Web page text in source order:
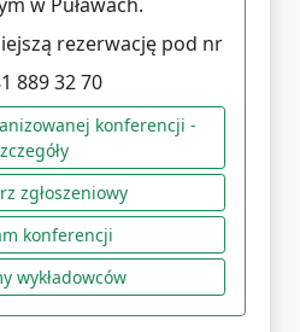
rezerwację pod nr
889 32 70
konferencji -
zgłoszeniowy
konferencji
wykładowców